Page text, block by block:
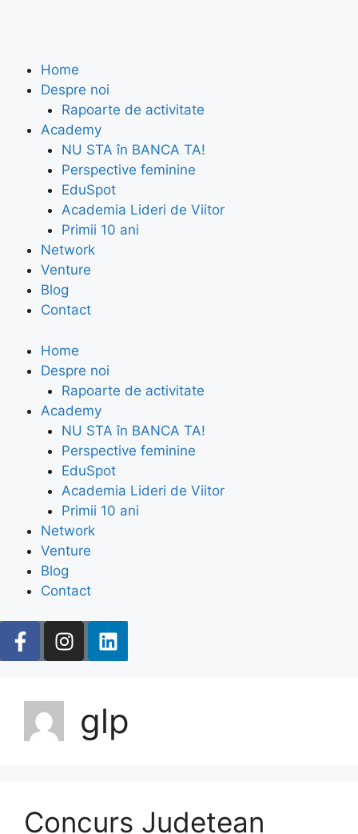
Home
Despre noi
Rapoarte de activitate
Academy
NU STA în BANCA TA!
Perspective feminine
EduSpot
Academia Lideri de Viitor
Primii 10 ani
Network
Venture
Blog
Contact
Home
Despre noi
Rapoarte de activitate
Academy
NU STA în BANCA TA!
Perspective feminine
EduSpot
Academia Lideri de Viitor
Primii 10 ani
Network
Venture
Blog
Contact
glp
Concurs Județean